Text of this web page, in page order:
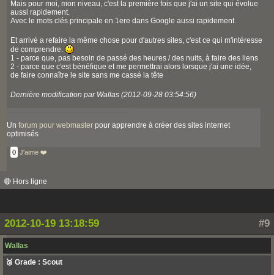
Mais pour moi, mon niveau, c'est la première fois que j'ai un site qui évolue
aussi rapidement.
Avec le mots clés principale en 1ere dans Google aussi rapidement.
Et arrivé a refaire la même chose pour d'autres sites, c'est ce qui m'intéresse
de comprendre.
1 - parce que, pas besoin de passé des heures / des nuits, à faire des liens
2 - parce que c'est bénéfique et me permettrai alors lorsque j'ai une idée,
de faire connaître le site sans me cassé la tête
Dernière modification par Wallas (2012-09-28 03:54:56)
Un forum pour webmaster pour apprendre à créer des sites internet
optimisés
0 J'aime ❤️
🔴 Hors ligne
#9
2012-10-19 13:18:59
Wallas
🥉 Grade : Scout